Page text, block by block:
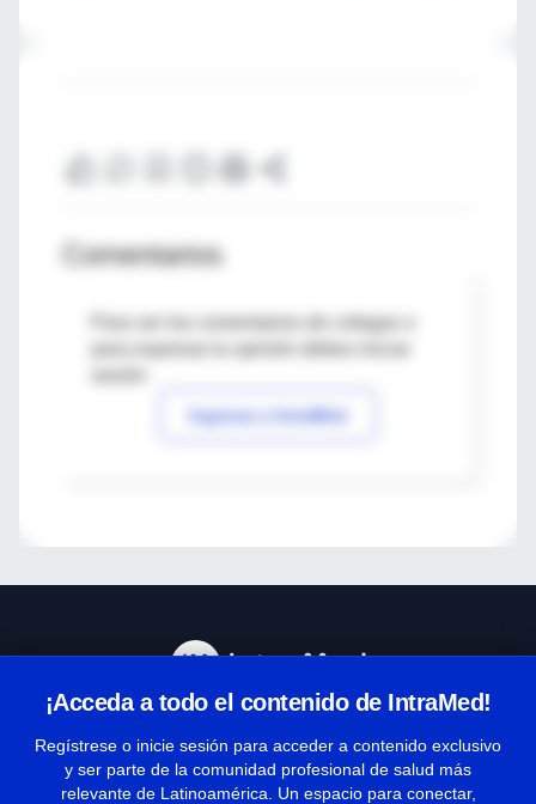
Comentarios
Para ver los comentarios de colegas o
Ingresar a IntraMed
¡Acceda a todo el contenido de IntraMed!
Regístrese o inicie sesión para acceder a contenido exclusivo
y ser parte de la comunidad profesional de salud más
relevante de Latinoamérica. Un espacio para conectar,